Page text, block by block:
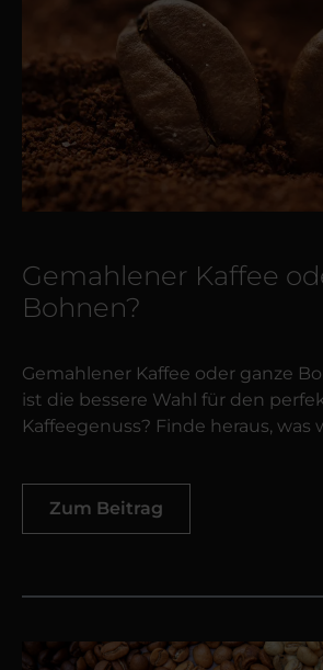
Gemahlener Kaffee
Bohnen?
Gemahlener Kaffee oder ganze
ist die bessere Wahl für den
Kaffeegenuss? Finde heraus, was
Zum Beitrag